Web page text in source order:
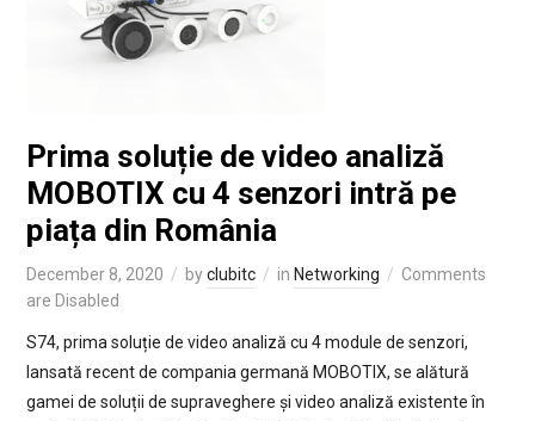
Prima soluție de video analiză
MOBOTIX cu 4 senzori intră pe
piața din România
December 8, 2020 byclubitc in Networking
Comments
are Disabled
S74, prima soluție de video analiză cu 4 module de senzori,
lansată recent de compania germană MOBOTIX, se alătură
gamei de soluții de supraveghere și video analiză existente în